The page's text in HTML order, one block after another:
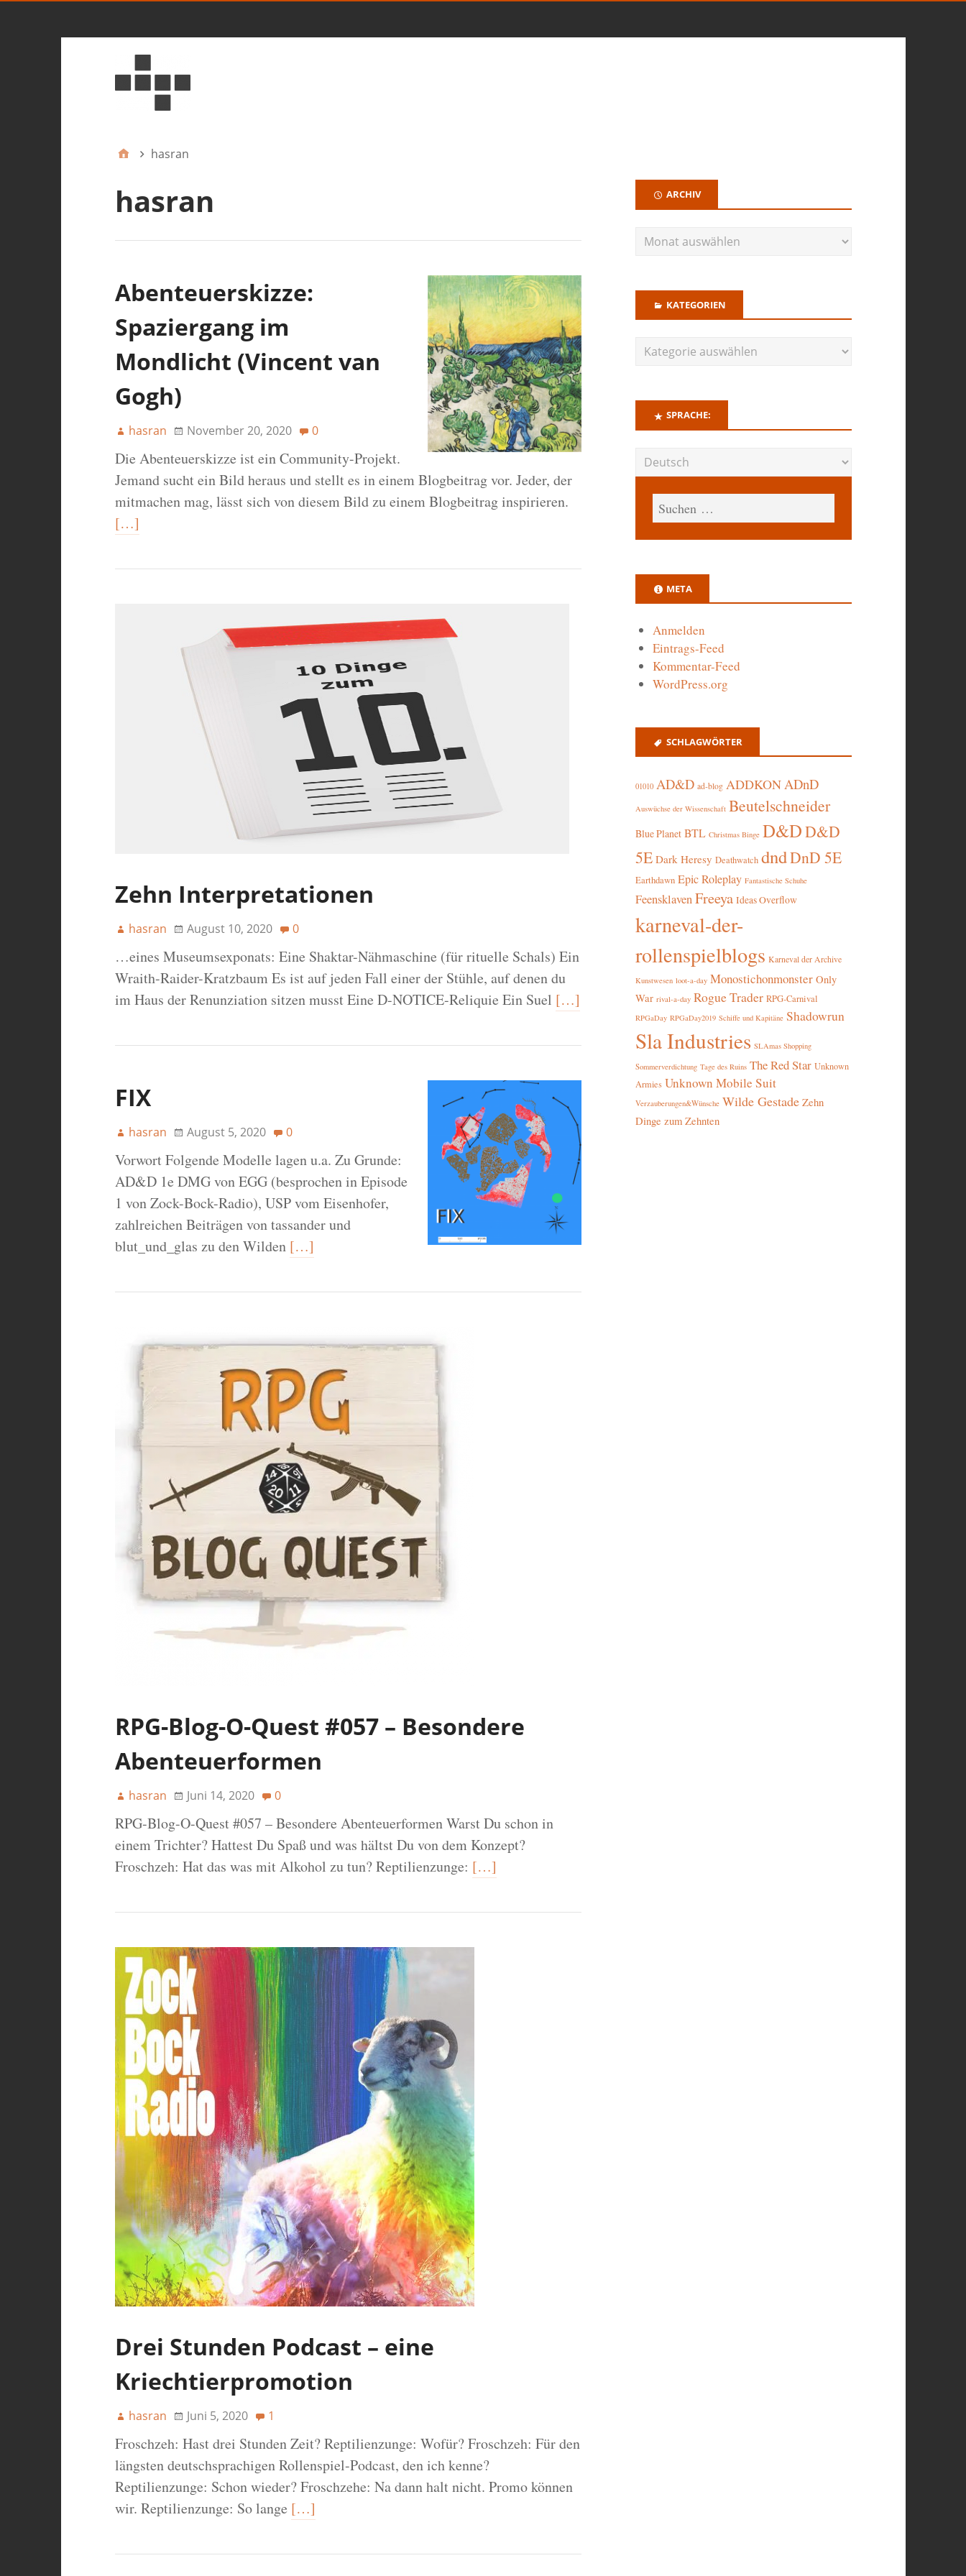
hasran
hasran
Abenteuerskizze:
Spaziergang im
Mondlicht (Vincent van
Gogh)
hasran November 20, 2020 0
Die Abenteuerskizze ist ein Community-Projekt.
Jemand sucht ein Bild heraus und stellt es in einem Blogbeitrag vor. Jeder, der
mitmachen mag, lässt sich von diesem Bild zu einem Blogbeitrag inspirieren.
[…]
Zehn Interpretationen
hasran August 10, 2020 0
…eines Museumsexponats: Eine Shaktar-Nähmaschine (für rituelle Schals) Ein
Wraith-Raider-Kratzbaum Es ist auf jeden Fall einer der Stühle, auf denen du
im Haus der Renunziation sitzen musst Eine D-NOTICE-Reliquie Ein Suel […]
FIX
hasran August 5, 2020 0
Vorwort Folgende Modelle lagen u.a. Zu Grunde:
AD&D 1e DMG von EGG (besprochen in Episode
1 von Zock-Bock-Radio), USP vom Eisenhofer,
zahlreichen Beiträgen von tassander und
blut_und_glas zu den Wilden […]
RPG-Blog-O-Quest #057 – Besondere
Abenteuerformen
hasran Juni 14, 2020 0
RPG-Blog-O-Quest #057 – Besondere Abenteuerformen Warst Du schon in
einem Trichter? Hattest Du Spaß und was hältst Du von dem Konzept?
Froschzeh: Hat das was mit Alkohol zu tun? Reptilienzunge: […]
Drei Stunden Podcast – eine
Kriechtierpromotion
hasran Juni 5, 2020 1
Froschzeh: Hast drei Stunden Zeit? Reptilienzunge: Wofür? Froschzeh: Für den
längsten deutschsprachigen Rollenspiel-Podcast, den ich kenne?
Reptilienzunge: Schon wieder? Froschzehe: Na dann halt nicht. Promo können
wir. Reptilienzunge: So lange […]
ARCHIV
KATEGORIEN
SPRACHE:
META
Anmelden
Eintrags-Feed
Kommentar-Feed
WordPress.org
SCHLAGWÖRTER
01010 AD&D ad-blog ADDKONADnD
Auswüchse der Wissenschaft Beutelschneider
Blue Planet BTL Christmas Binge D&DD&D
5E Dark Heresy Deathwatch dndDnD 5E
Earthdawn Epic Roleplay Fantastische Schuhe
Feensklaven Freeya Ideas Overflow
karneval-der-
rollenspielblogs Karneval der Archive
Kunstwesen loot-a-day Monostichonmonster Only
War rival-a-day Rogue Trader RPG-Carnival
RPGaDay RPGaDay2019 Schiffe und Kapitäne Shadowrun
Sla Industries SLAmas Shopping
Sommerverdichtung Tage des Ruins The Red Star Unknown
Armies Unknown Mobile Suit
Verzauberungen&Wünsche Wilde Gestade Zehn
Dinge zum Zehnten